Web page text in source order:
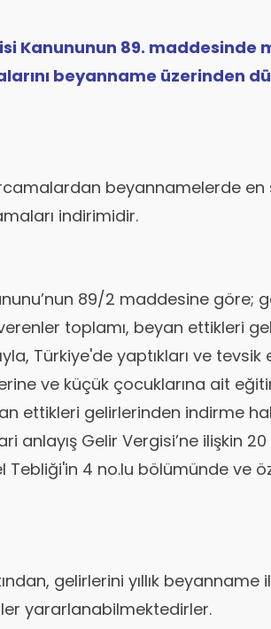
Kanununun 89. maddesinde
beyanname üzerinden
beyannamelerde en
indirimidir.
89/2 maddesine göre;
toplamı, beyan ettikleri
Türkiye'de yaptıkları ve tevsik
ve küçük çocuklarına ait
ettikleri gelirlerinden indirme
anlayış Gelir Vergisi’ne ilişkin
Tebliği'in 4 no.lu bölümünde ve
gelirlerini yıllık beyanname
yararlanabilmektedirler.